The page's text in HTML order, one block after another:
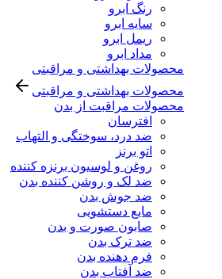
رنگ ابرو
سایه ابرو
ریمل ابرو
مداد ابرو
محصولات بهداشتی و مراقبتی
محصولات بهداشتی و مراقبتی
محصولات مراقبت از بدن
افترسان
ضد درد، سوختگی و التهاب
اتو برنز
روغن و لوسیون برنزه کننده
ضد لک و روشن کننده بدن
ضد جوش بدن
مایع دستشویی
صابون صورت و بدن
ضد ترک بدن
فرم دهنده بدن
ضد آفتاب بدن